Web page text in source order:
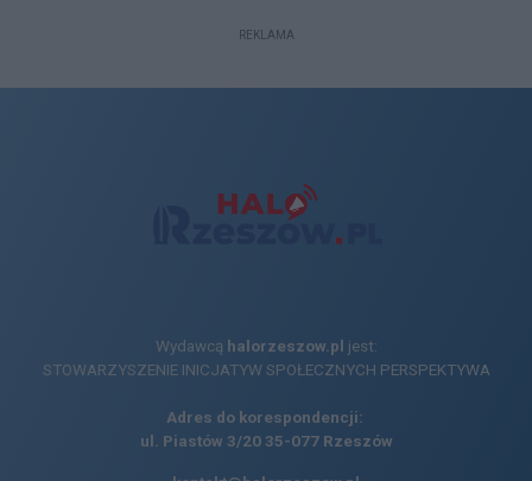
REKLAMA
Wydawcą halorzeszow.pl jest:
STOWARZYSZENIE INICJATYW SPOŁECZNYCH PERSPEKTYWA
Adres do korespondencji:
ul. Piastów 3/20 35-077 Rzeszów